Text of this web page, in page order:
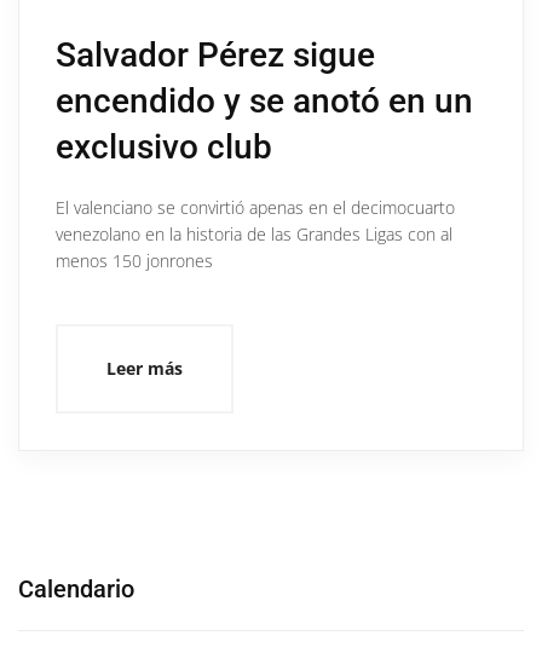
Salvador Pérez sigue
encendido y se anotó en un
exclusivo club
El valenciano se convirtió apenas en el decimocuarto
venezolano en la historia de las Grandes Ligas con al
menos 150 jonrones
Leer más
Calendario